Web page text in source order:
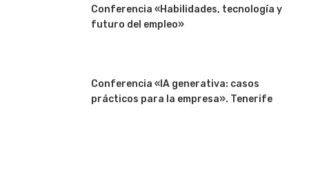
Conferencia «Habilidades, tecnología y
futuro del empleo»
Conferencia «IA generativa: casos
prácticos para la empresa». Tenerife